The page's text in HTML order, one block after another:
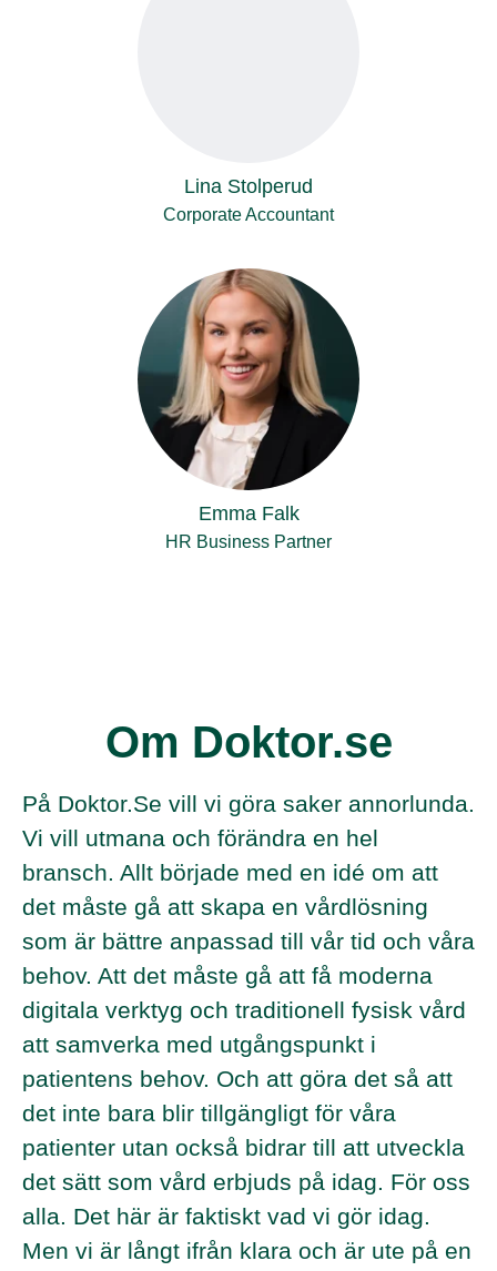
Lina Stolperud
Corporate Accountant
Emma Falk
HR Business Partner
Om Doktor.se
På Doktor.Se vill vi göra saker annorlunda.
Vi vill utmana och förändra en hel
bransch. Allt började med en idé om att
det måste gå att skapa en vårdlösning
som är bättre anpassad till vår tid och våra
behov. Att det måste gå att få moderna
digitala verktyg och traditionell fysisk vård
att samverka med utgångspunkt i
patientens behov. Och att göra det så att
det inte bara blir tillgängligt för våra
patienter utan också bidrar till att utveckla
det sätt som vård erbjuds på idag. För oss
alla. Det här är faktiskt vad vi gör idag.
Men vi är långt ifrån klara och är ute på en